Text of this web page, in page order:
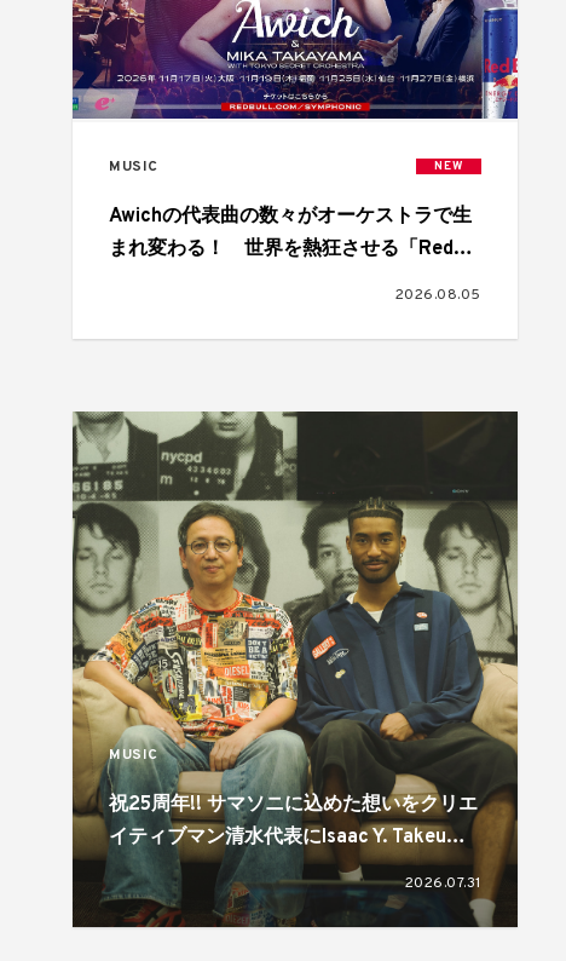
MUSIC NEW
Awichの代表曲の数々がオーケストラで生
まれ変わる！ 世界を熱狂させる「Red
2026.08.05
MUSIC
祝25周年!! サマソニに込めた想いをクリエ
イティブマン清水代表にIsaac Y. Takeuが
訊く。「文化は進化、変化していくもの」
「規模感が大事」
2026.07.31